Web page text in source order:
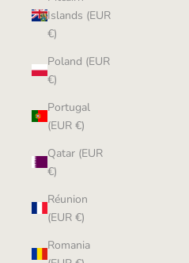
Islands (EUR
€)
Poland (EUR
€)
Portugal
(EUR €)
Qatar (EUR
€)
Réunion
(EUR €)
Romania